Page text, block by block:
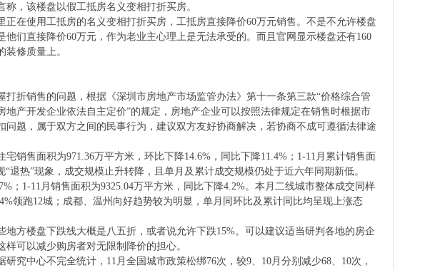
，该楼盘以假工抵房名义变相打折买房。
在使用工抵房的名义变相打折买房，工抵房直接降价60万元销售。不是不允许楼盘
们直接降价60万元，作为老业主心理上是无法承受的。而且官网显示楼盘还有160
修质量上。
折销售的问题，根据《深圳市房地产市场监管办法》第十一条第三款“价格综合管
产开发企业依法自主定价”的规定，房地产企业可以按照法律规定在销售时根据市
题，属于双方之间的民事行为，建议双方友好协商解决，若协商不成可遵循法律途
销售面积为971.36万平方米，环比下降14.6%，同比下降11.4%；1-11月累计销售面
退热”现象，成交规模止升转降，且单月及累计成交规模仍处于近六年同期新低。
；1-11月销售面积为9325.04万平方米，同比下降4.2%。本月二线城市整体成交同样
领跑12城；成都、温州向好趋势较为明显，单月同环比及累计同比均呈现上涨态
方楼盘下跌线大概是八五折，或者说允许下跌15%。可以建议适当研判各地的房企
可以减少购房者对无限制降价的担心。
究中心不完全统计，11月全国城市政策松绑76次，较9、10月分别减少68、10次，